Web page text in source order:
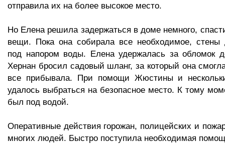
отправила их на более высокое место.
Но Елена решила задержаться в доме немного,
вещи. Пока она собирала все необходимое,
под напором воды. Елена удержалась за обломок
Хернан бросил садовый шланг, за который она
все прибывала. При помощи Жюстины и
удалось выбраться на безопасное место. К тому
был под водой.
Оперативные действия горожан, полицейских и
многих людей. Быстро поступила необходимая